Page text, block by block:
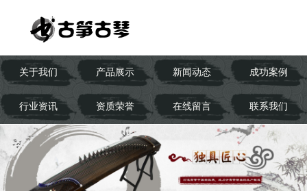
关于我们 产品展示 新闻动态 成功案例
行业资讯 资质荣誉 在线留言 联系我们